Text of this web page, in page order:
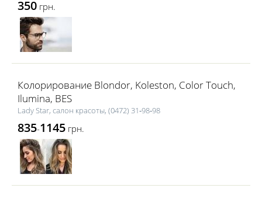
350 грн.
Колорирование Blondor, Koleston, Color Touch,
Ilumina, BES
Lаdy Star, салон красоты, (0472) 31‑98‑98
835-1145 грн.